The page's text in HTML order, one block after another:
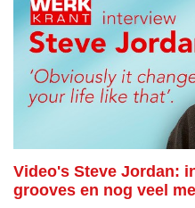
Video's Steve Jordan:
grooves en nog veel